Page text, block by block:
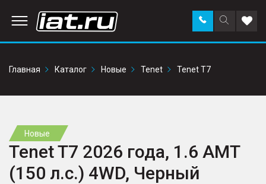
Поиск
по
Заказать
звонок в
Главная
Каталог Новые Tenet Tenet T7
Новые
Tenet T7 2026 года, 1.6 AMT
(150 л.с.) 4WD, Черный